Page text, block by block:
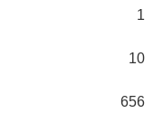
1
10
656